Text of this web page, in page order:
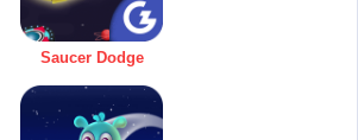
Saucer Dodge